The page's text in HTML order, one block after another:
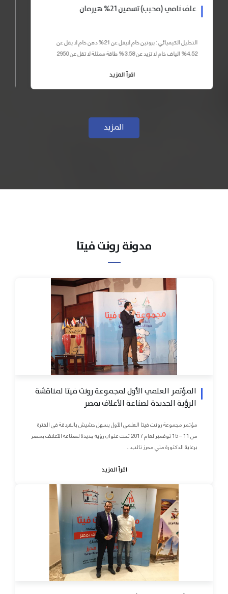
علف نامي (محبب) تسمين 21% هيرمان
التحليل الكيميائي : بروتين خام لايقل عن 21% دهن خام لا يقل عن
4.52% الياف خام لا تزيد عن 3.58% طاقة ممثلة لا تقل عن 2950
اقرأ المزيد
المزيد
مدونة رونت فيتا
المؤتمر العلمي الأول لمجموعة رونت فيتا لمناقشة
الرؤية الجديدة لصناعة الأعلاف بمصر
مؤتمر مجموعة رونت فيتا العلمي الأول بسهل حشيش بالغردقة في الفترة
من 11 – 15 نوفمبر لعام 2017 تحت عنوان رؤية جديدة لصناعة الأعلاف بمصر
برعاية الدكتورة مني محرز نائب...
اقرأ المزيد